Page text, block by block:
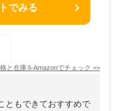
でみる
と在庫をAmazonでチェック >>
ともできておすすめで